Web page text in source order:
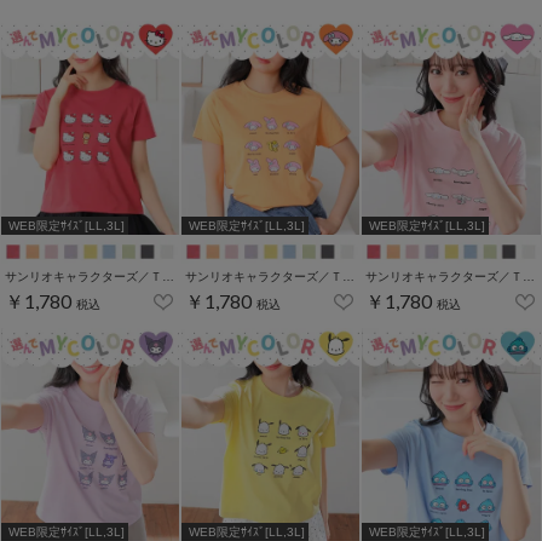
WEB限定ｻｲｽﾞ[LL,3L]
￥1,780 税込
WEB限定ｻｲｽﾞ[LL,3L]
￥1,780 税込
WEB限定ｻｲｽﾞ[LL,3L]
￥1,780 税込
WEB限定ｻｲｽﾞ[LL,3L] WEB限定ｻｲｽﾞ[LL,3L] WEB限定ｻｲｽﾞ[LL,3L]